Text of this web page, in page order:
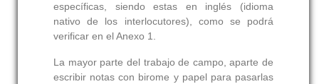
específicas, siendo estas en inglés (idioma
nativo de los interlocutores), como se podrá
verificar en el Anexo 1.
La mayor parte del trabajo de campo, aparte de
escribir notas con birome y papel para pasarlas